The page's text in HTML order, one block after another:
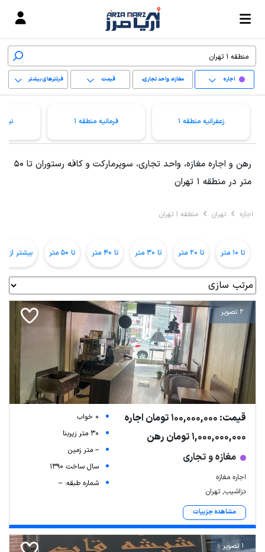
اجاره مغازه، واحد تجاری،
سوپرمارکت و کافه
قیمت فیلترهای بیشتر
پاک کردن محدوده
زعفرانیه منطقه 1 فرمانیه منطقه 1
رهن و اجاره مغازه، واحد تجاری، سوپرمارکت و کافه رستوران تا 50
متر در منطقه 1 تهران
اجاره تهران منطقه 1 تهران
تا 10 متر تا 20 متر تا 30 متر تا 40 متر تا 50 متر بیشتر از 50 متر
2 تصویر
قیمت: 100,000,000 تومان اجاره
1,000,000,000 تومان رهن
مغازه و تجاری
اجاره مغازه
دزاشیب, تهران
مشاهده جزییات
0 خواب
30 متر زیربنا
-- متر زمین
سال ساخت 1390
شماره طبقه: --
1 تصویر